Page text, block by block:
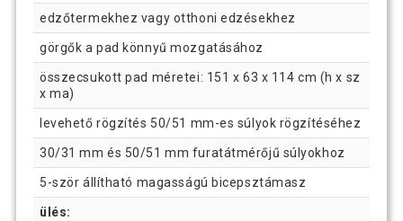
edzőtermekhez vagy otthoni edzésekhez
görgők a pad könnyű mozgatásához
összecsukott pad méretei: 151 x 63 x 114 cm (h x sz
x ma)
levehető rögzítés 50/51 mm-es súlyok rögzítéséhez
30/31 mm és 50/51 mm furatátmérőjű súlyokhoz
5-ször állítható magasságú bicepsztámasz
ülés: